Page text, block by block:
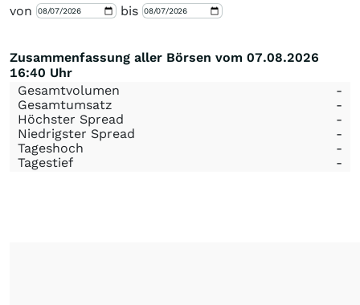
von
bis
Zusammenfassung aller Börsen vom 07.08.2026
16:40 Uhr
Gesamtvolumen
-
Gesamtumsatz
-
Höchster Spread
-
Niedrigster Spread
-
Tageshoch
-
Tagestief
-